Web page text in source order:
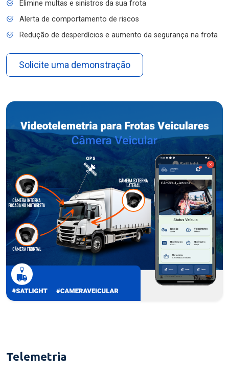
Elimine multas e sinistros da sua frota
Alerta de comportamento de riscos
Redução de desperdícios e aumento da segurança na frota
Solicite uma demonstração
Telemetria